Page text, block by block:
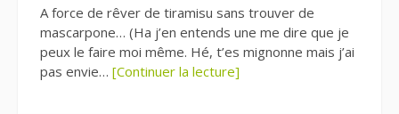
A force de rêver de tiramisu sans trouver de
mascarpone… (Ha j’en entends une me dire que je
peux le faire moi même. Hé, t’es mignonne mais j’ai
pas envie… [Continuer la lecture]